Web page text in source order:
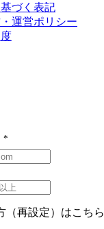
づく表記
運営ポリシー
*
（再設定）はこちら